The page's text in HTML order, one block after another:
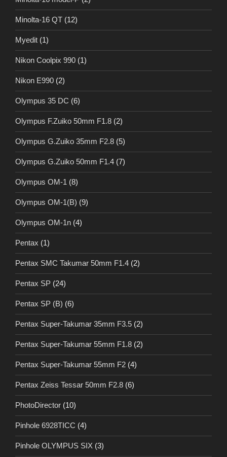
Minolta-16 QT (12)
Myedit (1)
Nikon Coolpix 990 (1)
Nikon E990 (2)
Olympus 35 DC (6)
Olympus F.Zuiko 50mm F1.8 (2)
Olympus G.Zuiko 35mm F2.8 (5)
Olympus G.Zuiko 50mm F1.4 (7)
Olympus OM-1 (8)
Olympus OM-1(B) (9)
Olympus OM-1n (4)
Pentax (1)
Pentax SMC Takumar 50mm F1.4 (2)
Pentax SP (24)
Pentax SP (B) (6)
Pentax Super-Takumar 35mm F3.5 (2)
Pentax Super-Takumar 55mm F1.8 (2)
Pentax Super-Takumar 55mm F2 (4)
Pentax Zeiss Tessar 50mm F2.8 (6)
PhotoDirector (10)
Pinhole 6928TICC (4)
Pinhole OLYMPUS SIX (3)